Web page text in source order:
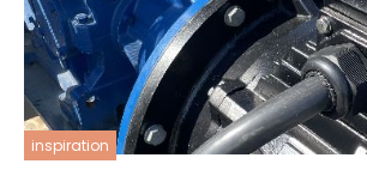
inspiration